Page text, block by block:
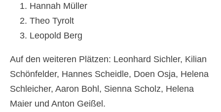
Hannah Müller
Theo Tyrolt
Leopold Berg
Auf den weiteren Plätzen: Leonhard Sichler, Kilian
Schönfelder, Hannes Scheidle, Doen Osja, Helena
Schleicher, Aaron Bohl, Sienna Scholz, Helena
Maier und Anton Geißel.